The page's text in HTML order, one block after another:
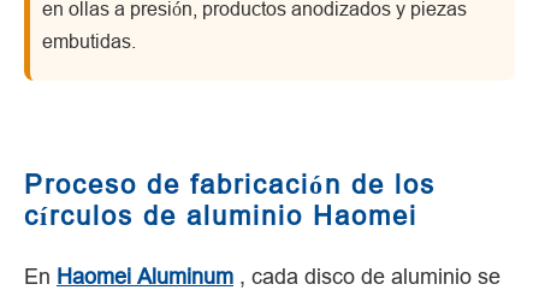
en ollas a presión, productos anodizados y piezas
embutidas.
Proceso de fabricación de los
círculos de aluminio Haomei
En Haomei Aluminum , cada disco de aluminio se